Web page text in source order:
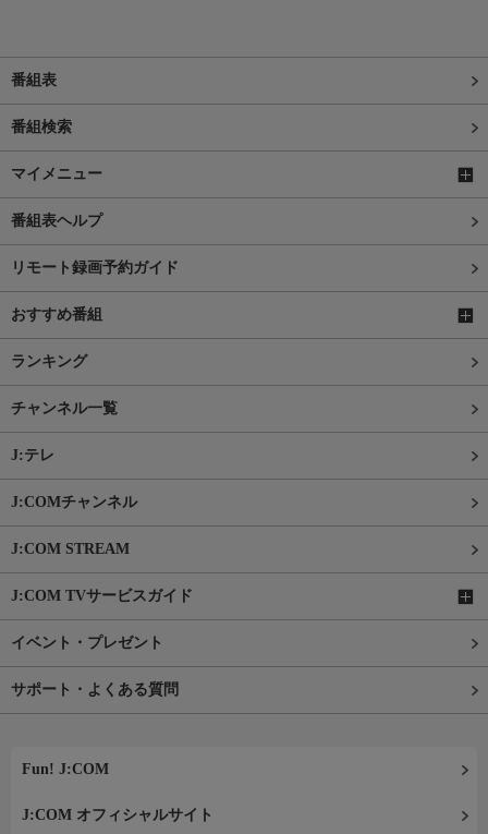
番組表
番組検索
マイメニュー
番組表ヘルプ
リモート録画予約ガイド
おすすめ番組
ランキング
チャンネル一覧
J:テレ
J:COMチャンネル
J:COM STREAM
J:COM TVサービスガイド
イベント・プレゼント
サポート・よくある質問
Fun! J:COM
J:COM オフィシャルサイト